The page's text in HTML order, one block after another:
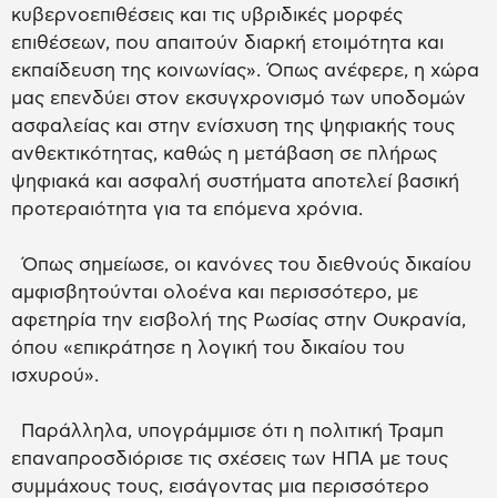
κυβερνοεπιθέσεις και τις υβριδικές μορφές
επιθέσεων, που απαιτούν διαρκή ετοιμότητα και
εκπαίδευση της κοινωνίας». Όπως ανέφερε, η χώρα
μας επενδύει στον εκσυγχρονισμό των υποδομών
ασφαλείας και στην ενίσχυση της ψηφιακής τους
ανθεκτικότητας, καθώς η μετάβαση σε πλήρως
ψηφιακά και ασφαλή συστήματα αποτελεί βασική
προτεραιότητα για τα επόμενα χρόνια.
Όπως σημείωσε, οι κανόνες του διεθνούς δικαίου
αμφισβητούνται ολοένα και περισσότερο, με
αφετηρία την εισβολή της Ρωσίας στην Ουκρανία,
όπου «επικράτησε η λογική του δικαίου του
ισχυρού».
Παράλληλα, υπογράμμισε ότι η πολιτική Τραμπ
επαναπροσδιόρισε τις σχέσεις των ΗΠΑ με τους
συμμάχους τους, εισάγοντας μια περισσότερο